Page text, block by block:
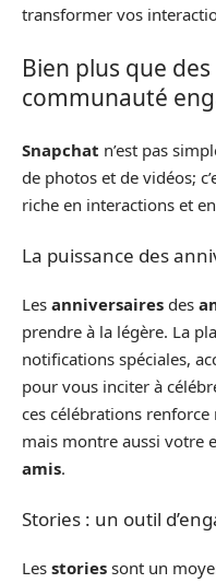
transformer vos
Bien plus que
communauté
Snapchat n’est pas
de photos et de vidéos;
riche en interactions et
La puissance des
Les anniversaires des
prendre à la légère. La
notifications spéciales,
pour vous inciter à
ces célébrations renforce
mais montre aussi votre
amis.
Stories : un outil
Les stories sont un